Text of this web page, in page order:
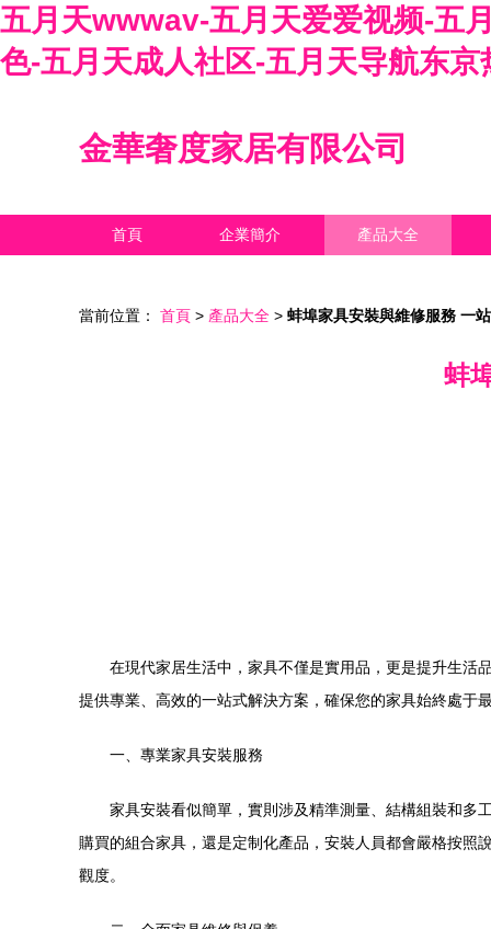
五月天wwwav-五月天爱爱视频-五
色-五月天成人社区-五月天导航东
金華奢度家居有限公司
首頁 企業簡介 產品大全
當前位置： 首頁 > 產品大全 > 蚌埠家具安裝與維修服務 一
蚌
在現代家居生活中，家具不僅是實用品，更是提升生活
提供專業、高效的一站式解決方案，確保您的家具始終處于最
一、專業家具安裝服務
家具安裝看似簡單，實則涉及精準測量、結構組裝和多
購買的組合家具，還是定制化產品，安裝人員都會嚴格按照
觀度。